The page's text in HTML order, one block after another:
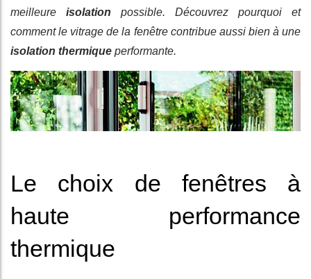
meilleure isolation possible. Découvrez pourquoi et
comment le vitrage de la fenêtre contribue aussi bien à une
isolation thermique performante.
Le choix de fenêtres à
haute performance
thermique